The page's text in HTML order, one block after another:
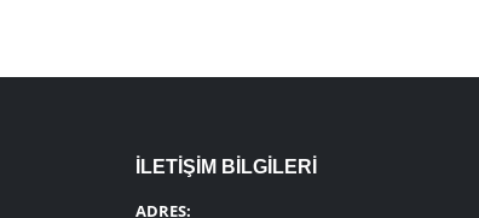
İLETİŞİM BİLGİLERİ
ADRES: